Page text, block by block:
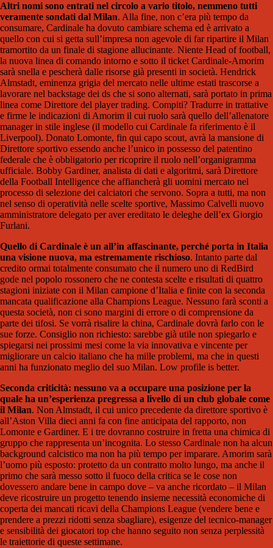
Altri nomi sono entrati nel circolo a vario titolo, nemmeno tutti
veramente sondati dal Milan. Alla fine, non c’era più tempo da
consumare, Cardinale ha dovuto cambiare schema ed è arrivato a
quello con cui si getta sull’impresa non agevole di far ripartire il Milan
tramortito da un finale di stagione allucinante. Niente Head of football,
la nuova linea di comando intorno e sotto il ticket Cardinale-Amorim
sarà snella e pescherà dalle risorse già presenti in società. Hendrick
Almstadt, eminenza grigia del mercato nelle ultime estati trascorse a
lavorare nel backstage dei ds che si sono alternati, sarà portato in prima
linea come Direttore del player trading. Compiti? Tradurre in trattative
e firme le indicazioni di Amorim il cui ruolo sarà quello dell’allenatore
manager in stile inglese (il modello cui Cardinale fa riferimento è il
Liverpool). Donato Lomonte, fin qui capo scout, avrà la mansione di
Direttore sportivo essendo anche l’unico in possesso del patentino
federale che è obbligatorio per ricoprire il ruolo nell’organigramma
ufficiale. Bobby Gardiner, analista di dati e algoritmi, sarà Direttore
della Football Intelligence che affiancherà gli uomini mercato nel
processo di selezione dei calciatori che servono. Sopra a tutti, ma non
nel senso di operatività nelle scelte sportive, Massimo Calvelli nuovo
amministratore delegato per aver ereditato le deleghe dell’ex Giorgio
Furlani.
Quello di Cardinale è un all’in affascinante, perché porta in Italia
una visione nuova, ma estremamente rischioso. Intanto parte dal
credito ormai totalmente consumato che il numero uno di RedBird
gode nel popolo rossonero che ne contesta scelte e risultati di quattro
stagioni iniziate con il Milan campione d’Italia e finite con la seconda
mancata qualificazione alla Champions League. Nessuno farà sconti a
questa società, non ci sono margini di errore o di comprensione da
parte dei tifosi. Se vorrà risalire la china, Cardinale dovrà farlo con le
sue forze. Consiglio non richiesto: sarebbe già utile non spiegarlo e
spiegarsi nei prossimi mesi come la via innovativa e vincente per
migliorare un calcio italiano che ha mille problemi, ma che in questi
anni ha funzionato meglio del suo Milan. Low profile is better.
Seconda criticità: nessuno va a occupare una posizione per la
quale ha un’esperienza pregressa a livello di un club globale come
il Milan. Non Almstadt, il cui unico precedente da direttore sportivo è
all’Aston Villa dieci anni fa con fine anticipata del rapporto, non
Lomonte e Gardiner. E i tre dovranno costruire in fretta una chimica di
gruppo che rappresenta un’incognita. Lo stesso Cardinale non ha alcun
background calcistico ma non ha più tempo per imparare. Amorim sarà
l’uomo più esposto: protetto da un contratto molto lungo, ma anche il
primo che sarà messo sotto il fuoco della critica se le cose non
dovessero andare bene in campo dove – va anche ricordato – il Milan
deve ricostruire un progetto tenendo insieme necessità economiche di
coperta dei mancati ricavi della Champions League (vendere bene e
prendere a prezzi ridotti senza sbagliare), esigenze del tecnico-manager
e sensibilità dei giocatori top che hanno seguito non senza perplessità
le traiettorie di queste settimane.